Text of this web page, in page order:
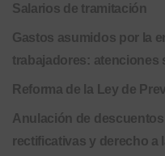
Salarios de tramitación
Gastos asumidos por la
trabajadores: atenciones
Reforma de la Ley de
Anulación de
rectificativas y derecho a